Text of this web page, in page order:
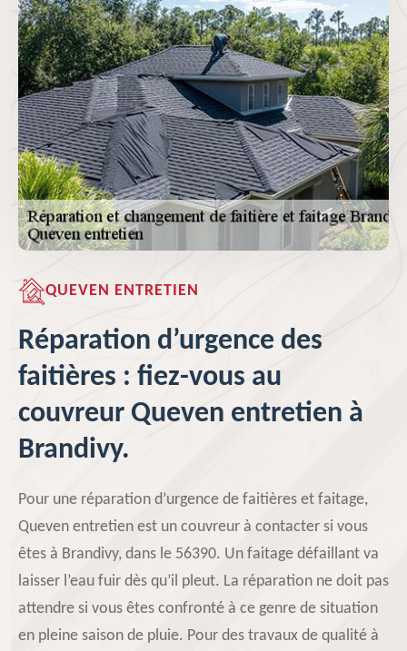
QUEVEN ENTRETIEN
Réparation d’urgence des
faitières : fiez-vous au
couvreur Queven entretien à
Brandivy.
Pour une réparation d’urgence de faitières et faitage,
Queven entretien est un couvreur à contacter si vous
êtes à Brandivy, dans le 56390. Un faitage défaillant va
laisser l’eau fuir dès qu’il pleut. La réparation ne doit pas
attendre si vous êtes confronté à ce genre de situation
en pleine saison de pluie. Pour des travaux de qualité à